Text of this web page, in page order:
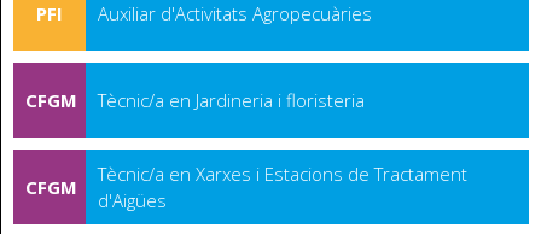
PFI Auxiliar d'Activitats Agropecuàries
CFGM Tècnic/a en Jardineria i floristeria
CFGM
Tècnic/a en Xarxes i Estacions de Tractament
d'Aigües